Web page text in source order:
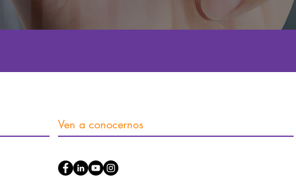
Ven a conocernos